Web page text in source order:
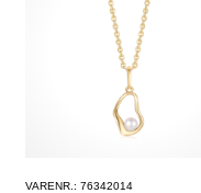
VARENR.: 76342014